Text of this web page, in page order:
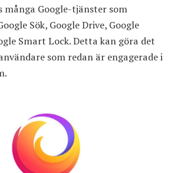
många Google-tjänster som
Sök, Google Drive, Google
Smart Lock. Detta kan göra det
som redan är engagerade i